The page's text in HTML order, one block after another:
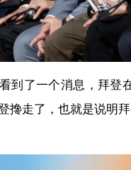
到了一个消息，拜登
搀走了，也就是说明